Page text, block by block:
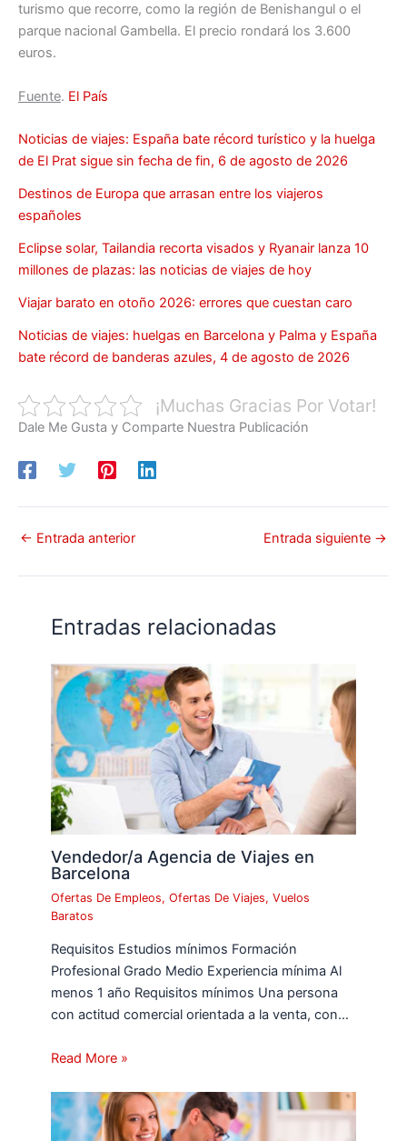
turismo que recorre, como la región de Benishangul o el
parque nacional Gambella. El precio rondará los 3.600
euros.
Fuente. El País
Noticias de viajes: España bate récord turístico y la huelga
de El Prat sigue sin fecha de fin, 6 de agosto de 2026
Destinos de Europa que arrasan entre los viajeros
españoles
Eclipse solar, Tailandia recorta visados y Ryanair lanza 10
millones de plazas: las noticias de viajes de hoy
Viajar barato en otoño 2026: errores que cuestan caro
Noticias de viajes: huelgas en Barcelona y Palma y España
bate récord de banderas azules, 4 de agosto de 2026
¡Muchas Gracias Por Votar!
Dale Me Gusta y Comparte Nuestra Publicación
← Entrada anterior Entrada siguiente →
Entradas relacionadas
Vendedor/a Agencia de Viajes en
Barcelona
Ofertas De Empleos,Ofertas De Viajes,Vuelos
Baratos
Requisitos Estudios mínimos Formación
Profesional Grado Medio Experiencia mínima Al
menos 1 año Requisitos mínimos Una persona
con actitud comercial orientada a la venta, con…
Read More »